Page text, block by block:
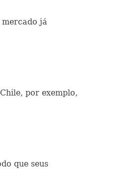
já
por exemplo,
que seus